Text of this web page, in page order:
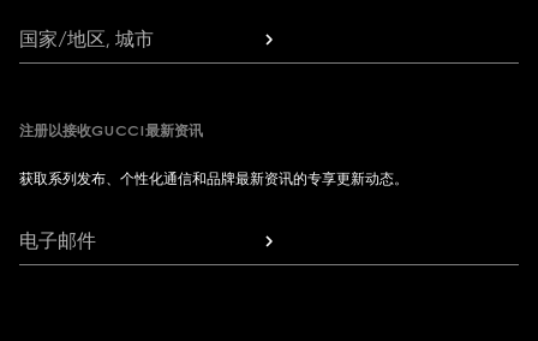
国家/地区, 城市
注册以接收GUCCI最新资讯
获取系列发布、个性化通信和品牌最新资讯的专享更新动态。
电子邮件